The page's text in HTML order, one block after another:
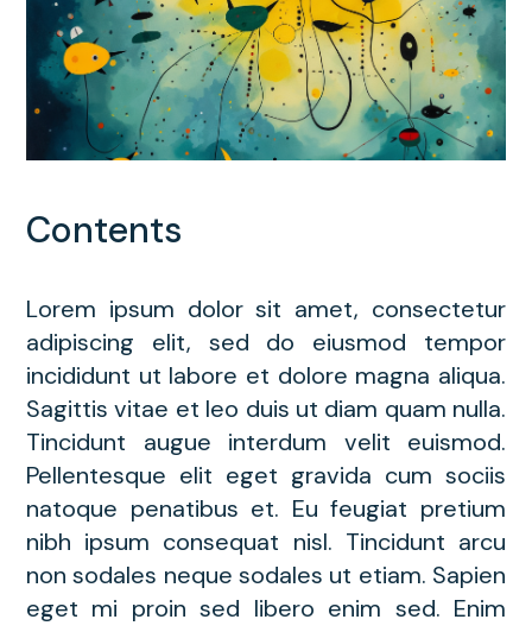
Contents
Lorem ipsum dolor sit amet, consectetur
adipiscing elit, sed do eiusmod tempor
incididunt ut labore et dolore magna aliqua.
Sagittis vitae et leo duis ut diam quam nulla.
Tincidunt augue interdum velit euismod.
Pellentesque elit eget gravida cum sociis
natoque penatibus et. Eu feugiat pretium
nibh ipsum consequat nisl. Tincidunt arcu
non sodales neque sodales ut etiam. Sapien
eget mi proin sed libero enim sed. Enim